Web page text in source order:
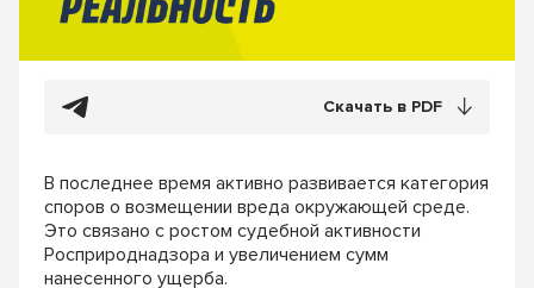
Скачать в PDF
В последнее время активно развивается категория
споров о возмещении вреда окружающей среде.
Это связано с ростом судебной активности
Росприроднадзора и увеличением сумм
нанесенного ущерба.